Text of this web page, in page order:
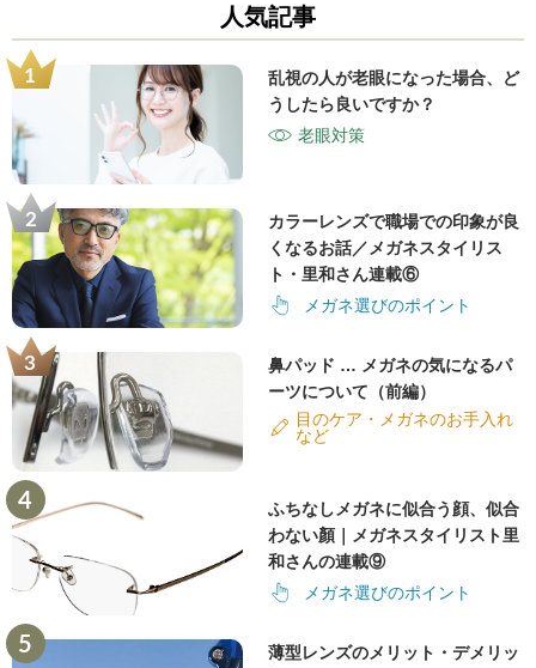
人気記事
乱視の人が老眼になった場合、ど
うしたら良いですか？
老眼対策
カラーレンズで職場での印象が良
くなるお話／メガネスタイリス
ト・里和さん連載⑥
メガネ選びのポイント
鼻パッド … メガネの気になるパ
ーツについて（前編）
目のケア・メガネのお手入れ
など
ふちなしメガネに似合う顔、似合
わない顏｜メガネスタイリスト里
和さんの連載⑨
メガネ選びのポイント
薄型レンズのメリット・デメリッ